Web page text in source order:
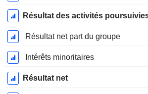
Résultat des activités
Résultat net part du groupe
Intérêts minoritaires
Résultat net